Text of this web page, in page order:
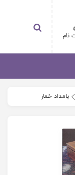
نام
بامداد خمار